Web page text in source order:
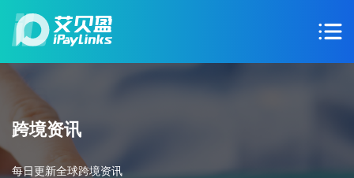
跨境资讯
每日更新全球跨境资讯